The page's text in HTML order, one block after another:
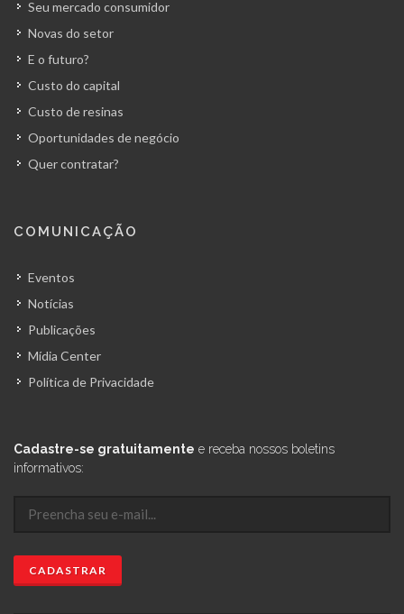
Seu mercado consumidor
Novas do setor
E o futuro?
Custo do capital
Custo de resinas
Oportunidades de negócio
Quer contratar?
COMUNICAÇÃO
Eventos
Notícias
Publicações
Mídia Center
Política de Privacidade
Cadastre-se gratuitamente e receba nossos boletins
informativos: